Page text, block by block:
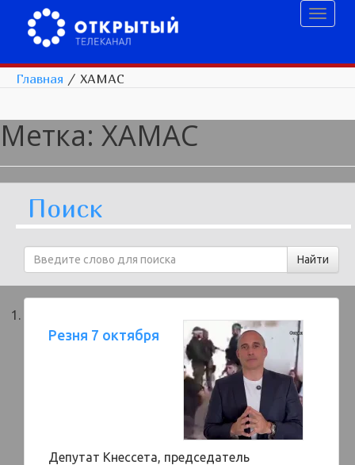
Главная / ХАМАС
Метка: ХАМАС
Поиск
Резня 7 октября
Депутат Кнессета, председатель